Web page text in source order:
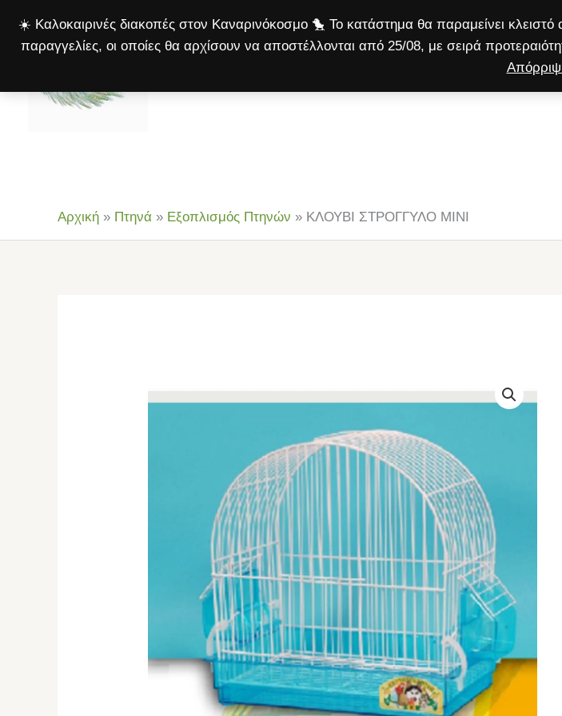
☀️ Καλοκαιρινές διακοπές στον Καναρινόκοσμο 🐤 Το κατάστημα θα παραμείνει
παραγγελίες, οι οποίες θα αρχίσουν να αποστέλλονται από 25/08, με σειρά
περιεχόμενο
Μικρό
Αρχική » Πτηνά » Εξοπλισμός Πτηνών » ΚΛΟΥΒΙ ΣΤΡΟΓΓΥΛΟ ΜΙΝΙ